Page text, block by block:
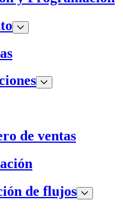
de ventas
de flujos